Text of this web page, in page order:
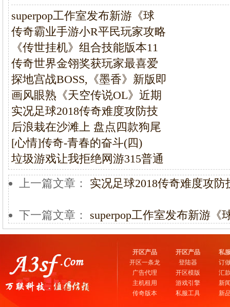
superpop工作室发布新游《球
传奇霸业手游小R平民玩家攻略
《传世挂机》组合技能版本11
传奇世界金翎奖获玩家最喜爱
探地宫战BOSS,《墨香》新版即
画风眼熟《天空传说OL》近期
实况足球2018传奇难度攻防技
后浪栽在沙滩上 盘点四款狗尾
[心情]传奇-青春的奋斗(四)
垃圾游戏让我拒绝网游315普通
上一篇文章： 实况足球2018传奇难度攻
下一篇文章： superpop工作室发布新游《
开区产品
开区一条龙
广告代理
主机租用
传奇版本
开区产品
登陆器
开区模版
游戏引擎
私服工具
私
订
汇
新
新